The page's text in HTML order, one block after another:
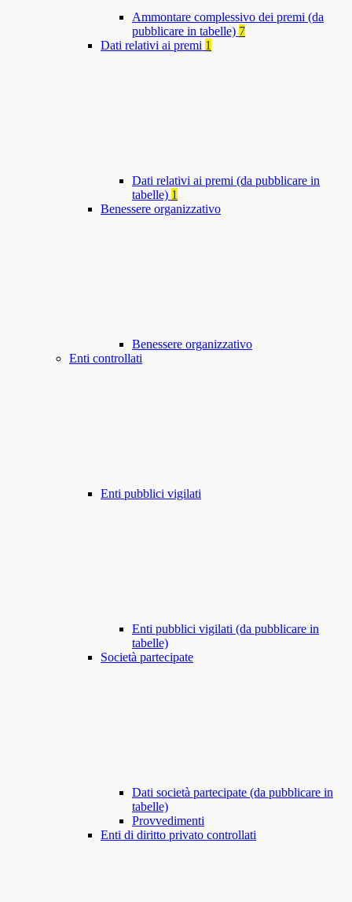
Ammontare complessivo dei premi (da
pubblicare in tabelle) 7
Dati relativi ai premi 1
Dati relativi ai premi (da pubblicare in
tabelle) 1
Benessere organizzativo
Benessere organizzativo
Enti controllati
Enti pubblici vigilati
Enti pubblici vigilati (da pubblicare in
tabelle)
Società partecipate
Dati società partecipate (da pubblicare in
tabelle)
Provvedimenti
Enti di diritto privato controllati